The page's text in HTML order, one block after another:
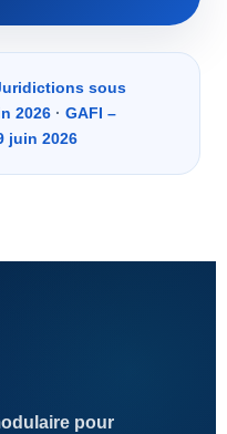
sous
2026 · GAFI –
juin 2026
pour